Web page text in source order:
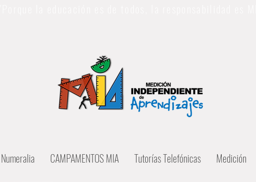
Numeralia CAMPAMENTOS MIA Tutorías Telefónicas Medición